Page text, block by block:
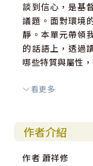
談到信心，是基
議題。面對環境
靜。本單元帶領
的話語上，透過
哪些特質與屬性
透過一次次相信
【更新眼光篇】
你肯定你自己嗎
看更多
作者介紹
作者 蕭祥修